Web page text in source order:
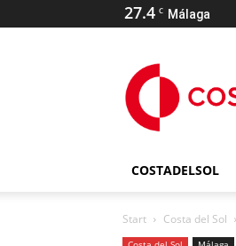
27.4 C Málaga
COSTADELSOL
Start Costa del Sol